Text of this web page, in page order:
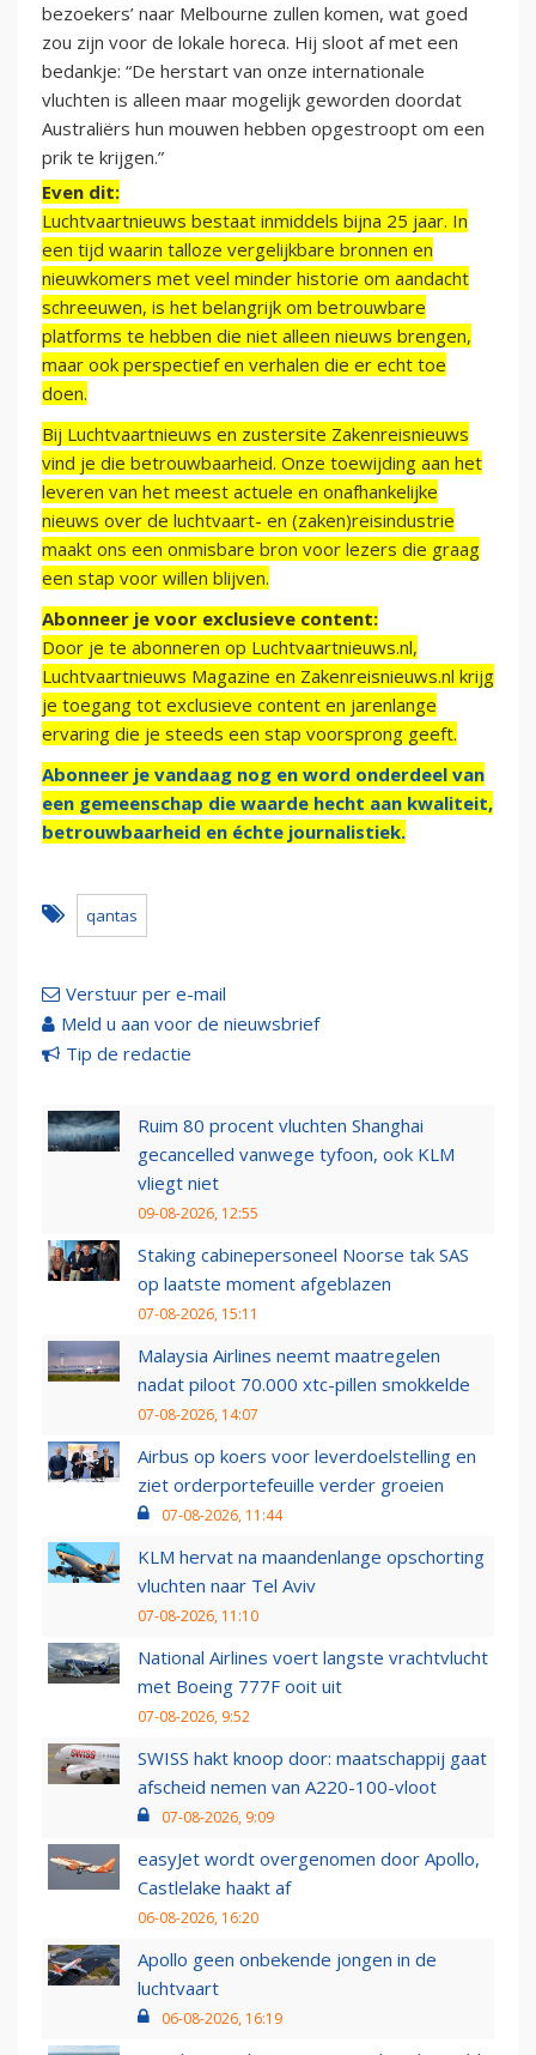
bezoekers’ naar Melbourne zullen komen, wat goed
zou zijn voor de lokale horeca. Hij sloot af met een
bedankje: “De herstart van onze internationale
vluchten is alleen maar mogelijk geworden doordat
Australiërs hun mouwen hebben opgestroopt om een
prik te krijgen.”
Even dit:
Luchtvaartnieuws bestaat inmiddels bijna 25 jaar. In
een tijd waarin talloze vergelijkbare bronnen en
nieuwkomers met veel minder historie om aandacht
schreeuwen, is het belangrijk om betrouwbare
platforms te hebben die niet alleen nieuws brengen,
maar ook perspectief en verhalen die er echt toe
doen.
Bij Luchtvaartnieuws en zustersite Zakenreisnieuws
vind je die betrouwbaarheid. Onze toewijding aan het
leveren van het meest actuele en onafhankelijke
nieuws over de luchtvaart- en (zaken)reisindustrie
maakt ons een onmisbare bron voor lezers die graag
een stap voor willen blijven.
Abonneer je voor exclusieve content:
Door je te abonneren op Luchtvaartnieuws.nl,
Luchtvaartnieuws Magazine en Zakenreisnieuws.nl krijg
je toegang tot exclusieve content en jarenlange
ervaring die je steeds een stap voorsprong geeft.
Abonneer je vandaag nog en word onderdeel van
een gemeenschap die waarde hecht aan kwaliteit,
betrouwbaarheid en échte journalistiek.
qantas
Verstuur per e-mail
Meld u aan voor de nieuwsbrief
Tip de redactie
Ruim 80 procent vluchten Shanghai
gecancelled vanwege tyfoon, ook KLM
vliegt niet
09-08-2026, 12:55
Staking cabinepersoneel Noorse tak SAS
op laatste moment afgeblazen
07-08-2026, 15:11
Malaysia Airlines neemt maatregelen
nadat piloot 70.000 xtc-pillen smokkelde
07-08-2026, 14:07
Airbus op koers voor leverdoelstelling en
ziet orderportefeuille verder groeien
07-08-2026, 11:44
KLM hervat na maandenlange opschorting
vluchten naar Tel Aviv
07-08-2026, 11:10
National Airlines voert langste vrachtvlucht
met Boeing 777F ooit uit
07-08-2026, 9:52
SWISS hakt knoop door: maatschappij gaat
afscheid nemen van A220-100-vloot
07-08-2026, 9:09
easyJet wordt overgenomen door Apollo,
Castlelake haakt af
06-08-2026, 16:20
Apollo geen onbekende jongen in de
luchtvaart
06-08-2026, 16:19